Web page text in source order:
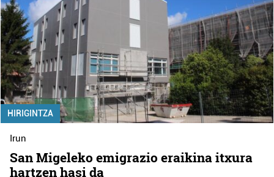
HIRIGINTZA
Irun
San Migeleko emigrazio eraikina itxura
hartzen hasi da